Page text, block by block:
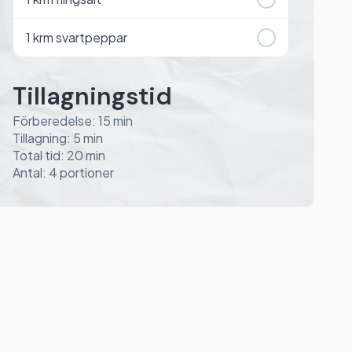
1 krm svartpeppar
Tillagningstid
Förberedelse: 15 min
Tillagning: 5 min
Total tid: 20 min
Antal: 4 portioner